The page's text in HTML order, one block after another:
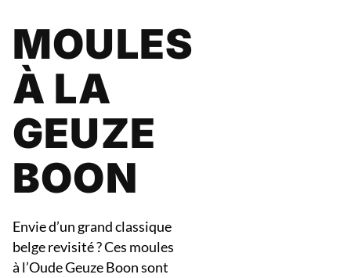
MOULES
À LA
GEUZE
BOON
Envie d’un grand classique
belge revisité ? Ces moules
à l’Oude Geuze Boon sont